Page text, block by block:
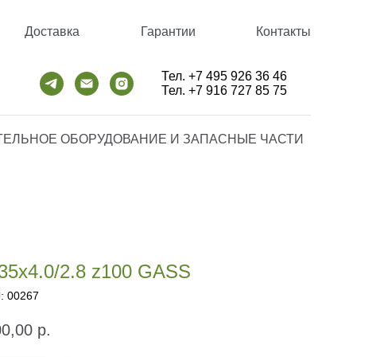
Гарантии Контакты
Доставка
Тел. +7 495 926 36 46
Тел. +7 916 727 85 75
ОБОРУДОВАНИЕ И ЗАПАСНЫЕ ЧАСТИ
2.8 z100 GASS
00267
р.